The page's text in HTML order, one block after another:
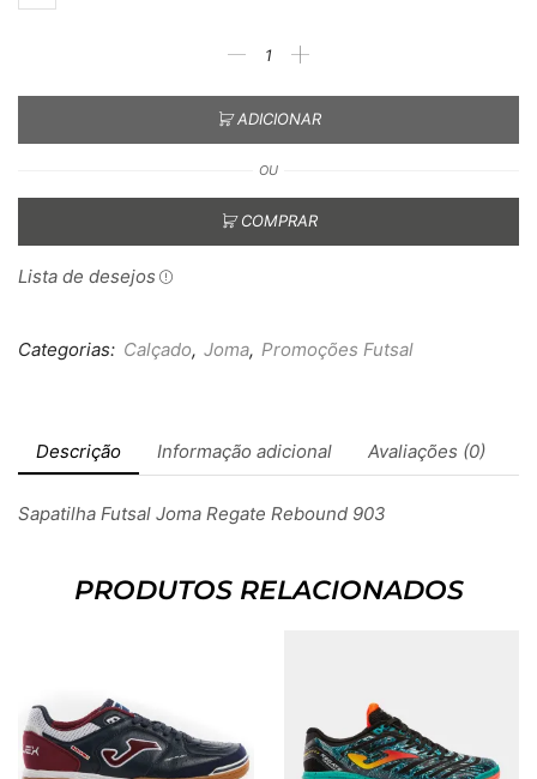
ADICIONAR
OU
COMPRAR
Lista de desejos
Categorias: Calçado, Joma, Promoções Futsal
Descrição Informação adicional Avaliações (0)
Sapatilha Futsal Joma Regate Rebound 903
PRODUTOS RELACIONADOS